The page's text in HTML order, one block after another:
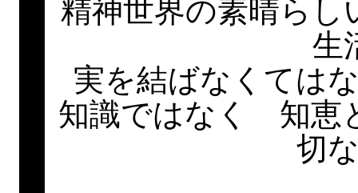
精神世界の素晴ら
生
実を結ばなくては
知識ではなく 知恵
切